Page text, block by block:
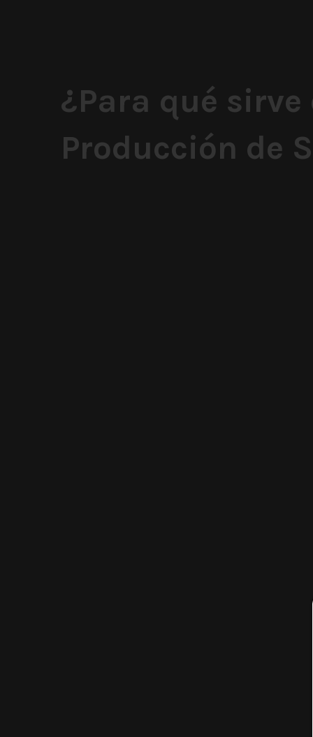
¿Para qué
Producción de